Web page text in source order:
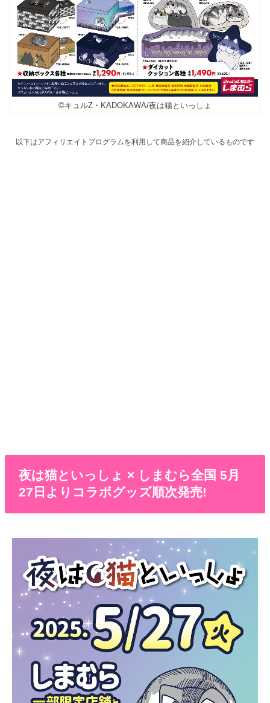
©キュルZ・KADOKAWA/夜は猫といっしょ
以下はアフィリエイトプログラムを利用して商品を紹介しているものです
夜は猫といっしょ × しまむら全国 5月
27日よりコラボグッズ順次発売!